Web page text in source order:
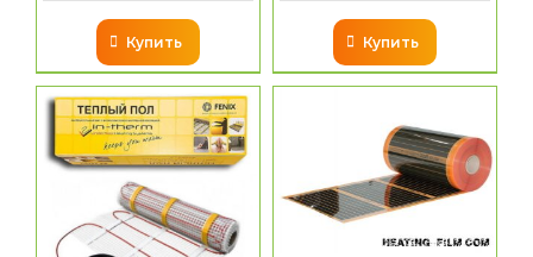
Купить Купить